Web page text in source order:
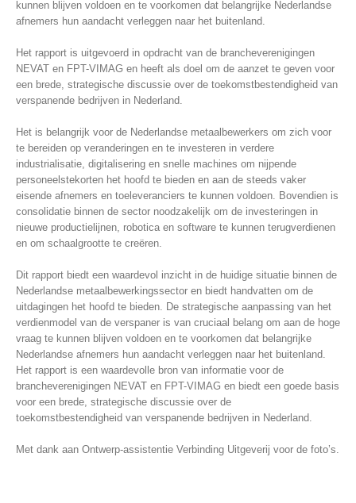
kunnen blijven voldoen en te voorkomen dat belangrijke Nederlandse
afnemers hun aandacht verleggen naar het buitenland.
Het rapport is uitgevoerd in opdracht van de brancheverenigingen
NEVAT en FPT-VIMAG en heeft als doel om de aanzet te geven voor
een brede, strategische discussie over de toekomstbestendigheid van
verspanende bedrijven in Nederland.
Het is belangrijk voor de Nederlandse metaalbewerkers om zich voor
te bereiden op veranderingen en te investeren in verdere
industrialisatie, digitalisering en snelle machines om nijpende
personeelstekorten het hoofd te bieden en aan de steeds vaker
eisende afnemers en toeleveranciers te kunnen voldoen. Bovendien is
consolidatie binnen de sector noodzakelijk om de investeringen in
nieuwe productielijnen, robotica en software te kunnen terugverdienen
en om schaalgrootte te creëren.
Dit rapport biedt een waardevol inzicht in de huidige situatie binnen de
Nederlandse metaalbewerkingssector en biedt handvatten om de
uitdagingen het hoofd te bieden. De strategische aanpassing van het
verdienmodel van de verspaner is van cruciaal belang om aan de hoge
vraag te kunnen blijven voldoen en te voorkomen dat belangrijke
Nederlandse afnemers hun aandacht verleggen naar het buitenland.
Het rapport is een waardevolle bron van informatie voor de
brancheverenigingen NEVAT en FPT-VIMAG en biedt een goede basis
voor een brede, strategische discussie over de
toekomstbestendigheid van verspanende bedrijven in Nederland.
Met dank aan Ontwerp-assistentie Verbinding Uitgeverij voor de foto’s.